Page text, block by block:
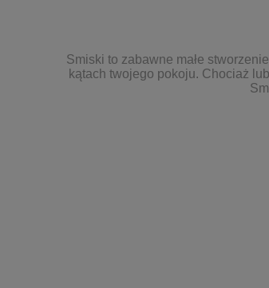
Smiski to zabawne małe
kątach twojego pokoju. Chociaż